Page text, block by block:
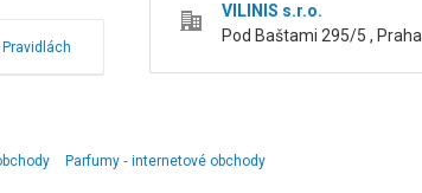
VILINIS s.r.o.
Pod Baštami 295/5 , Praha
Parfumy ‑ internetové obchody